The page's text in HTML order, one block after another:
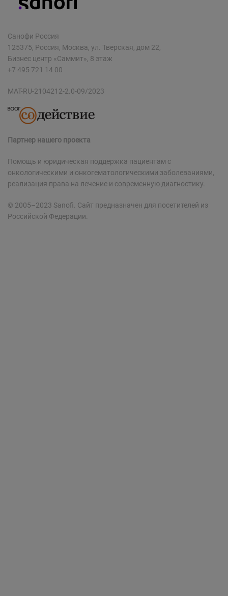
Санофи Россия
125375, Россия, Москва, ул. Тверская, дом 22,
Бизнес центр «Саммит», 8 этаж
+7 495 721 14 00
MAT-RU-2104212-2.0-09/2023
Партнер нашего проекта
Помощь и юридическая поддержка пациентам с
онкологическими и онкогематологическими заболеваниями,
реализация права на лечение и современную диагностику.
© 2005–2023 Sanofi. Сайт предназначен для посетителей из
Российской Федерации.